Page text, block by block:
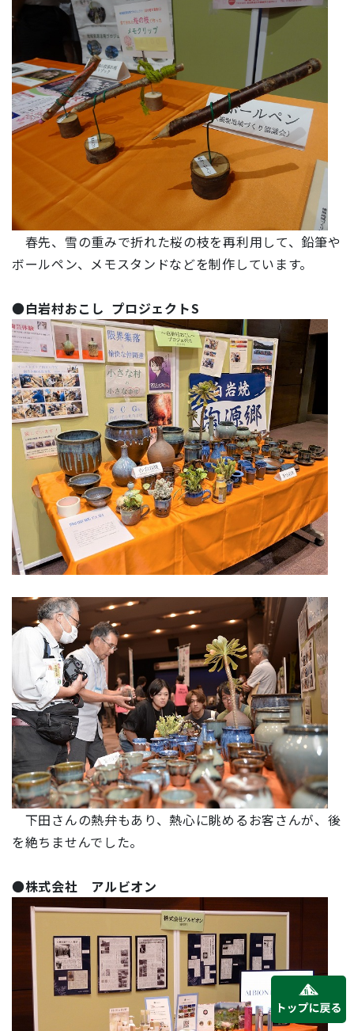
春先、雪の重みで折れた桜の枝を再利用して、鉛筆や
ボールペン、メモスタンドなどを制作しています。
●白岩村おこし プロジェクトS
下田さんの熱弁もあり、熱心に眺めるお客さんが、後
を絶ちませんでした。
●株式会社 アルビオン